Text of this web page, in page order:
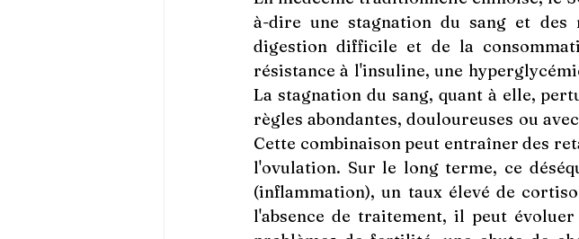
à-dire une stagnation du sang et des
digestion difficile et de la
résistance à l'insuline, une
La stagnation du sang, quant à elle,
règles abondantes, douloureuses ou
Cette combinaison peut entraîner des
l'ovulation. Sur le long terme, ce
(inflammation), un taux élevé de
l'absence de traitement, il peut